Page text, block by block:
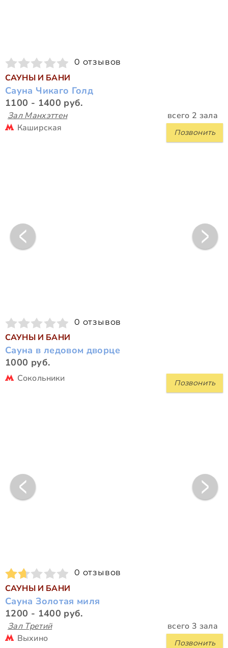
0 отзывов
САУНЫ И БАНИ
Сауна Чикаго Голд
1100 - 1400 руб.
Зал Манхэттен всего 2 зала
Позвонить
Каширская
0 отзывов
САУНЫ И БАНИ
Сауна в ледовом дворце
1000 руб.
Позвонить
Сокольники
0 отзывов
САУНЫ И БАНИ
Сауна Золотая миля
1200 - 1400 руб.
Зал Третий всего 3 зала
Позвонить
Выхино